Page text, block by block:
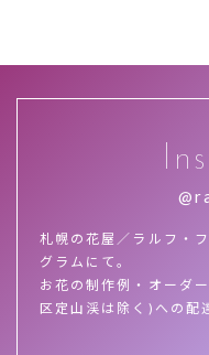
札幌の花屋／ラルフ・
グラムにて。
お花の制作例・オーダ
区定山渓は除く)への配